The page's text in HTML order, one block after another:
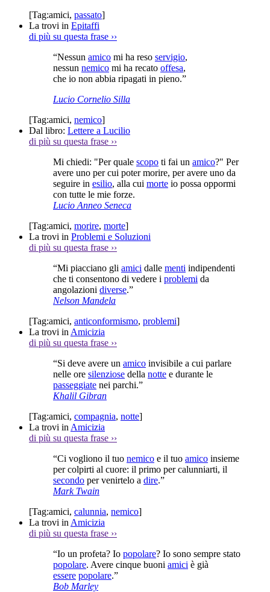
[Tag:amici, passato]
La trovi in Epitaffi
di più su questa frase ››
“Nessun amico mi ha reso servigio,
nessun nemico mi ha recato offesa,
che io non abbia ripagati in pieno.”
Lucio Cornelio Silla
[Tag:amici, nemico]
Dal libro: Lettere a Lucilio
di più su questa frase ››
Mi chiedi: "Per quale scopo ti fai un amico?" Per
avere uno per cui poter morire, per avere uno da
seguire in esilio, alla cui morte io possa oppormi
con tutte le mie forze.
Lucio Anneo Seneca
[Tag:amici, morire, morte]
La trovi in Problemi e Soluzioni
di più su questa frase ››
“Mi piacciano gli amici dalle menti indipendenti
che ti consentono di vedere i problemi da
angolazioni diverse.”
Nelson Mandela
[Tag:amici, anticonformismo, problemi]
La trovi in Amicizia
di più su questa frase ››
“Si deve avere un amico invisibile a cui parlare
nelle ore silenziose della notte e durante le
passeggiate nei parchi.”
Khalil Gibran
[Tag:amici, compagnia, notte]
La trovi in Amicizia
di più su questa frase ››
“Ci vogliono il tuo nemico e il tuo amico insieme
per colpirti al cuore: il primo per calunniarti, il
secondo per venirtelo a dire.”
Mark Twain
[Tag:amici, calunnia, nemico]
La trovi in Amicizia
di più su questa frase ››
“Io un profeta? Io popolare? Io sono sempre stato
popolare. Avere cinque buoni amici è già
essere popolare.”
Bob Marley